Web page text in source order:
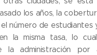
los años, la
número de estudiantes
la misma tasa, lo
la administración por